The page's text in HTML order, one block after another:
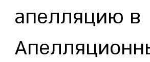
апелляцию в